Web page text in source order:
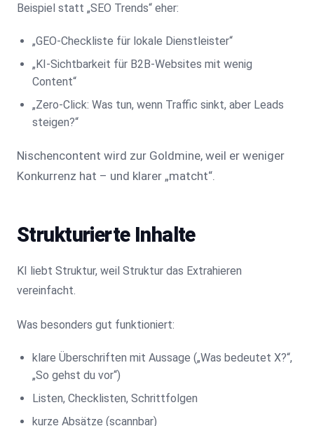
Beispiel statt „SEO Trends“ eher:
„GEO-Checkliste für lokale Dienstleister“
„KI-Sichtbarkeit für B2B-Websites mit wenig
Content“
„Zero-Click: Was tun, wenn Traffic sinkt, aber Leads
steigen?“
Nischencontent wird zur Goldmine, weil er weniger
Konkurrenz hat – und klarer „matcht“.
Strukturierte Inhalte
KI liebt Struktur, weil Struktur das Extrahieren
vereinfacht.
Was besonders gut funktioniert:
klare Überschriften mit Aussage („Was bedeutet X?“,
„So gehst du vor“)
Listen, Checklisten, Schrittfolgen
kurze Absätze (scannbar)